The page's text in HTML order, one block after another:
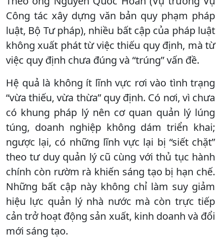
Công tác xây dựng văn bản quy phạm pháp
luật, Bộ Tư pháp), nhiều bất cập của pháp luật
không xuất phát từ việc thiếu quy định, mà từ
việc quy định chưa đúng và “trúng” vấn đề.
Hệ quả là không ít lĩnh vực rơi vào tình trạng
“vừa thiếu, vừa thừa” quy định. Có nơi, vì chưa
có khung pháp lý nên cơ quan quản lý lúng
túng, doanh nghiệp không dám triển khai;
ngược lại, có những lĩnh vực lại bị “siết chặt”
theo tư duy quản lý cũ cùng với thủ tục hành
chính còn rườm rà khiến sáng tạo bị hạn chế.
Những bất cập này không chỉ làm suy giảm
hiệu lực quản lý nhà nước mà còn trực tiếp
cản trở hoạt động sản xuất, kinh doanh và đổi
mới sáng tạo.